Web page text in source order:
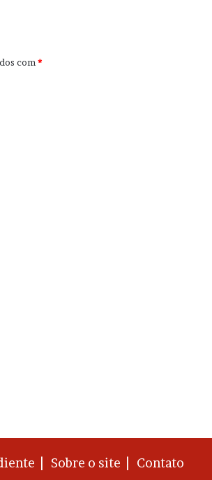
com*
| Sobre o site | Contato